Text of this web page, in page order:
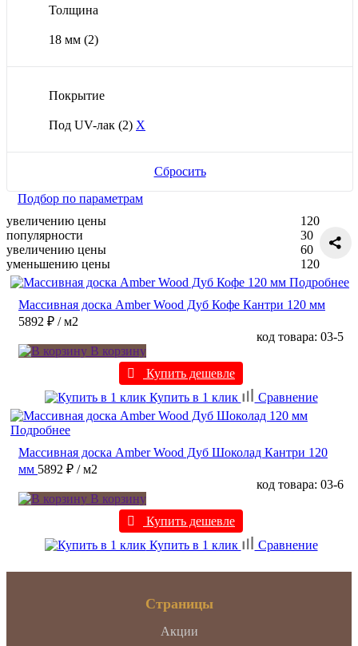
Толщина
18 мм (2)
Покрытие
Под UV-лак (2) X
Сбросить
Подбор по параметрам
увеличению цены
популярности
увеличению цены
уменьшению цены
120
30
60
120
Подробнее
Массивная доска Amber Wood Дуб Кофе Кантри 120 мм
5892 ₽ / м2
код товара: 03-5
В корзину
Купить дешевле
Купить в 1 клик
Сравнение
Подробнее
Массивная доска Amber Wood Дуб Шоколад Кантри 120
мм 5892 ₽ / м2
код товара: 03-6
В корзину
Купить дешевле
Купить в 1 клик
Сравнение
Страницы
Акции